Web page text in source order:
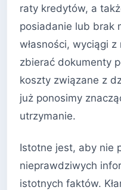
raty kredytów, a
posiadanie lub brak
własności, wyciągi
zbierać dokumenty
koszty związane z
już ponosimy
utrzymanie.
Istotne jest, aby nie
nieprawdziwych
istotnych faktów.